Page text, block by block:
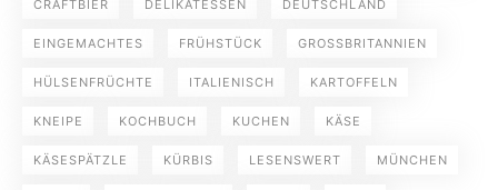
CRAFTBIER DELIKATESSEN DEUTSCHLAND
EINGEMACHTES FRÜHSTÜCK GROSSBRITANNIEN
HÜLSENFRÜCHTE ITALIENISCH KARTOFFELN
KNEIPE KOCHBUCH KUCHEN KÄSE
KÄSESPÄTZLE KÜRBIS LESENSWERT MÜNCHEN